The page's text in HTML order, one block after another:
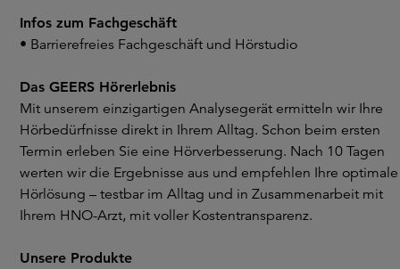
Infos zum Fachgeschäft
• Barrierefreies Fachgeschäft und Hörstudio
Das GEERS Hörerlebnis
Mit unserem einzigartigen Analysegerät ermitteln wir Ihre
Hörbedürfnisse direkt in Ihrem Alltag. Schon beim ersten
Termin erleben Sie eine Hörverbesserung. Nach 10 Tagen
werten wir die Ergebnisse aus und empfehlen Ihre optimale
Hörlösung – testbar im Alltag und in Zusammenarbeit mit
Ihrem HNO-Arzt, mit voller Kostentransparenz.
Unsere Produkte